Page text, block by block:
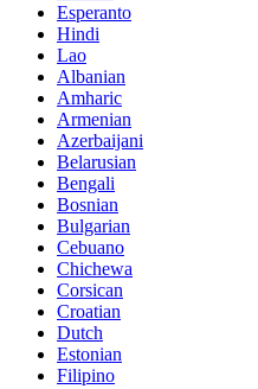
Esperanto
Hindi
Lao
Albanian
Amharic
Armenian
Azerbaijani
Belarusian
Bengali
Bosnian
Bulgarian
Cebuano
Chichewa
Corsican
Croatian
Dutch
Estonian
Filipino